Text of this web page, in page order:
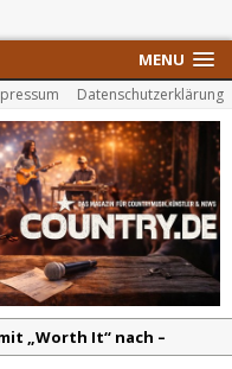
MENU
Datenschutzerklärung
„Worth It“ nach –